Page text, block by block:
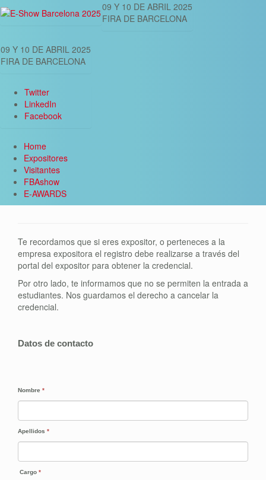
09 Y 10 DE ABRIL 2025
FIRA DE BARCELONA
09 Y 10 DE ABRIL 2025
FIRA DE BARCELONA
Twitter
LinkedIn
Facebook
Home
Expositores
Visitantes
FBAshow
E-AWARDS
Te recordamos que si eres expositor, o perteneces a la
empresa expositora el registro debe realizarse a través del
portal del expositor para obtener la credencial.
Por otro lado, te informamos que no se permiten la entrada a
estudiantes. Nos guardamos el derecho a cancelar la
credencial.
Datos de contacto
Nombre *
Apellidos *
Cargo *